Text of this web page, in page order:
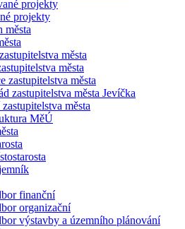
projekty
projekty
města
města
města
zastupitelstva města
zastupitelstva města Jevíčka
města
MěÚ
finanční
organizační
výstavby a územního plánování